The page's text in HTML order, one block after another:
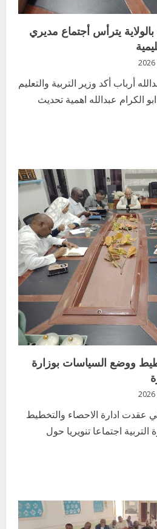
بالولاية يترأس أجتماع مديري
هبه عبدالله أرباب أكد وزير التربية والتعليم
ابو الكرام عبدالله اهمية تحديث
ووضع السياسات بوزارة
عقدت ادارة الاحصاء والتخطيط
اجتماعا تنويريا حول